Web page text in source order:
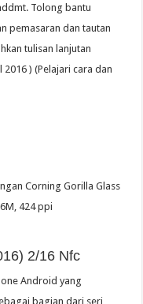
Tolong bantu
pemasaran dan tautan
tulisan lanjutan
) (Pelajari cara dan
Corning Gorilla Glass
424 ppi
2/16 Nfc
Android yang
bagian dari seri